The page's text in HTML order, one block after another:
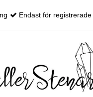
Endast för